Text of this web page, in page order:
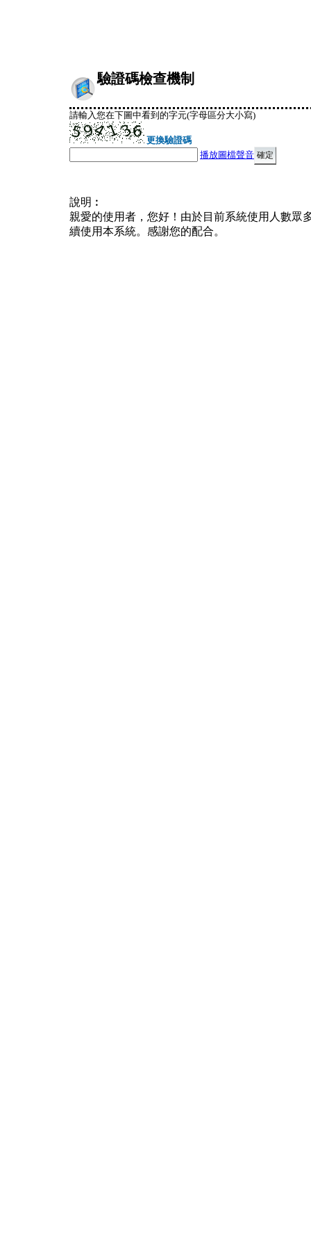
驗證碼檢查機制
請輸入您在下圖中看到的字元(字母區分大小寫)
更換驗證碼
播放圖檔聲音
說明︰
親愛的使用者，您好！由於目前系統使用人數眾
續使用本系統。感謝您的配合。